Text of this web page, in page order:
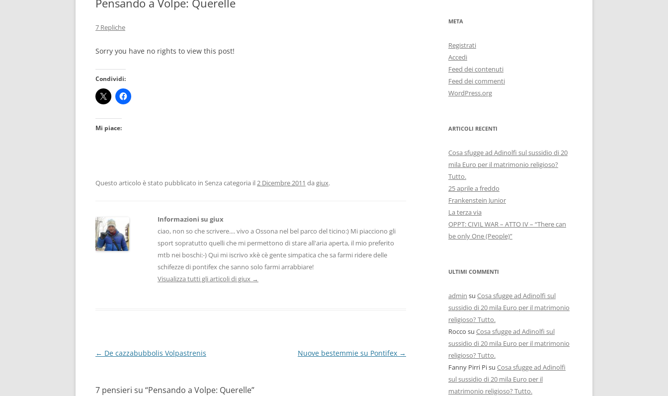
Pensando a Volpe: Querelle
7 Repliche
Sorry you have no rights to view this post!
Condividi:
Mi piace:
Questo articolo è stato pubblicato in Senza categoria il2 Dicembre 2011 da giux.
Informazioni su giux
ciao, non so che scrivere.... vivo a Ossona nel bel parco del ticino:) Mi piacciono gli
sport sopratutto quelli che mi permettono di stare all'aria aperta, il mio preferito
mtb nei boschi:-) Qui mi iscrivo xkè cè gente simpatica che sa farmi ridere delle
schifezze di pontifex che sanno solo farmi arrabbiare!
Visualizza tutti gli articoli di giux →
Navigazione
← De cazzabubbolis Volpastrenis Nuove bestemmie su Pontifex →
7 pensieri su “Pensando a Volpe: Querelle”
META
Registrati
Accedi
Feed dei contenuti
Feed dei commenti
WordPress.org
ARTICOLI RECENTI
Cosa sfugge ad Adinolfi sul sussidio di 20
mila Euro per il matrimonio religioso?
Tutto.
25 aprile a freddo
Frankenstein Junior
La terza via
OPPT: CIVIL WAR – ATTO IV – “There can
be only One (People)”
ULTIMI COMMENTI
admin su Cosa sfugge ad Adinolfi sul
sussidio di 20 mila Euro per il matrimonio
religioso? Tutto.
Rocco su Cosa sfugge ad Adinolfi sul
sussidio di 20 mila Euro per il matrimonio
religioso? Tutto.
Fanny Pirri Pisu Cosa sfugge ad Adinolfi
sul sussidio di 20 mila Euro per il
matrimonio religioso? Tutto.